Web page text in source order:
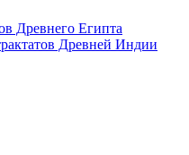
Древнего Египта
Древней Индии